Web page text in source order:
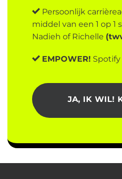
Persoonlijk
middel van een 1 op 1
Nadieh of Richelle
EMPOWER!
JA, IK WIL!